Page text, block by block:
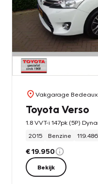
Vakgarage Bedeaux
Toyota Verso
2015
Benzine
€ 19.950
Bekijk